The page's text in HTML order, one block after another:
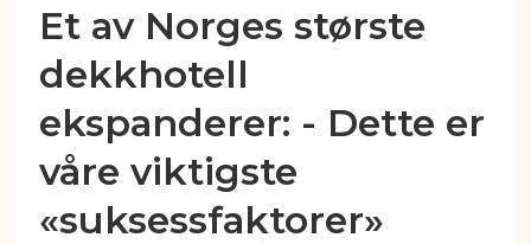
Et av Norges største
dekkhotell
ekspanderer: - Dette er
våre viktigste
«suksessfaktorer»